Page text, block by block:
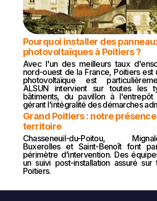
Pourquoi installer des
photovoltaïques à Poitiers ?
Avec l'un des meilleurs taux
nord-ouest de la France, Poitiers est
photovoltaïque est
ALSUN intervient sur toutes les
bâtiments, du pavillon à l'entrepôt
gérant l'intégralité des démarches
Grand Poitiers : notre
territoire
Chasseneuil-du-Poitou,
Buxerolles et Saint-Benoît font
périmètre d'intervention. Des
un suivi post-installation assuré
Poitiers.